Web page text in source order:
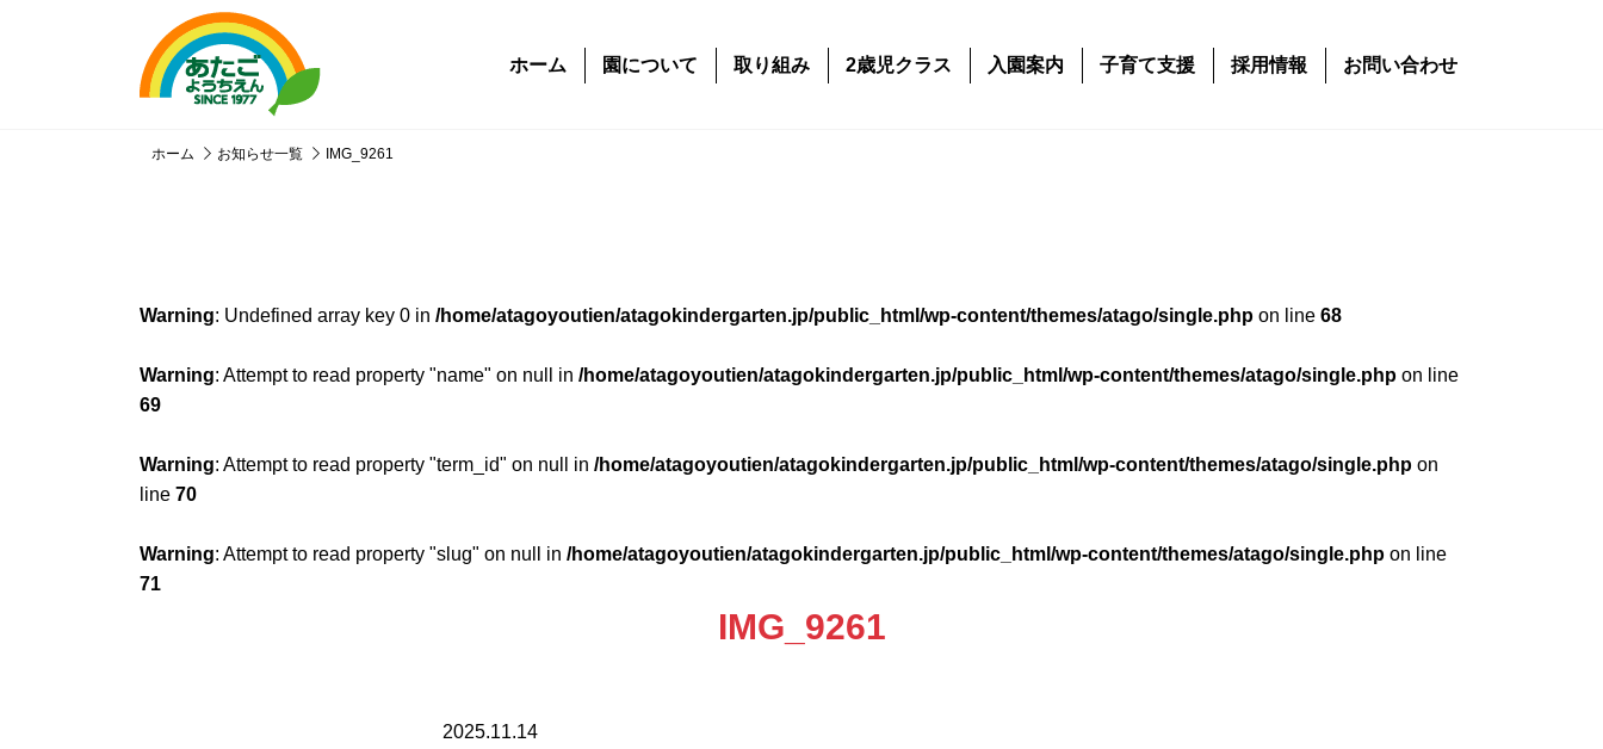
ホーム 園について 取り組み 2歳児クラス 入園案内 子育て支援 採用情報 お問い合わせ
ホーム お知らせ一覧 IMG_9261
Warning: Undefined array key 0 in /home/atagoyoutien/atagokindergarten.jp/public_html/wp-content/themes/atago/single.php on line 68
Warning: Attempt to read property "name" on null in /home/atagoyoutien/atagokindergarten.jp/public_html/wp-content/themes/atago/single.php on line
69
Warning: Attempt to read property "term_id" on null in /home/atagoyoutien/atagokindergarten.jp/public_html/wp-content/themes/atago/single.php on
line 70
Warning: Attempt to read property "slug" on null in /home/atagoyoutien/atagokindergarten.jp/public_html/wp-content/themes/atago/single.php on line
71
IMG_9261
2025.11.14